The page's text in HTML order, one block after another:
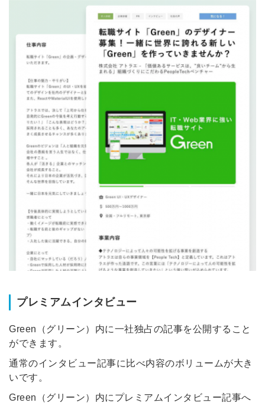
プレミアムインタビュー
Green（グリーン）内に一社独占の記事を公開すること
ができます。
通常のインタビュー記事に比べ内容のボリュームが大き
いです。
Green（グリーン）内にプレミアムインタビュー記事へ